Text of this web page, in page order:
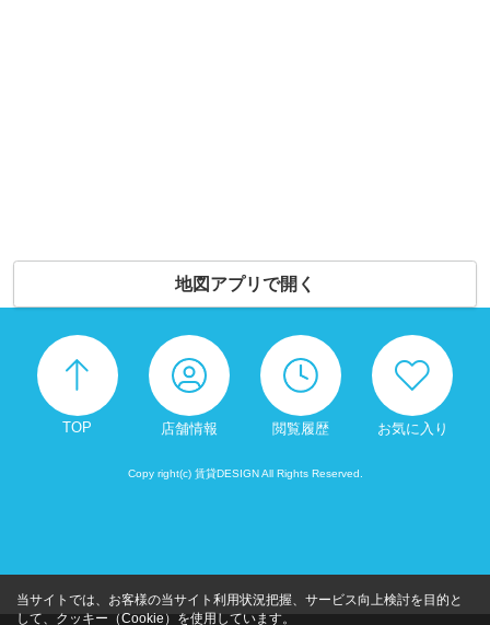
地図アプリで開く
TOP 店舗情報 閲覧履歴 お気に入り
Copy right(c) 賃貸DESIGN All Rights Reserved.
当サイトでは、お客様の当サイト利用状況把握、サービス向上検討を目的と
して、クッキー（Cookie）を使用しています。